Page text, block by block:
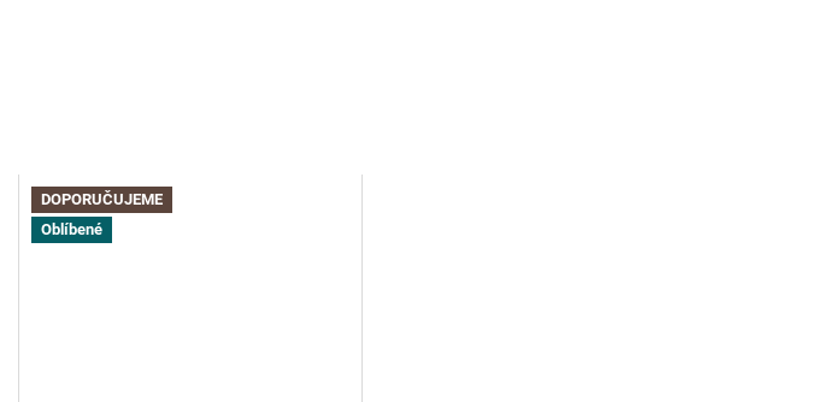
DOPORUČUJEME
Oblíbené